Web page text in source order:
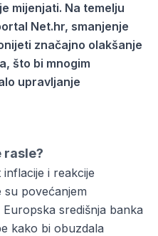
mijenjati. Na temelju
Net.hr, smanjenje
značajno olakšanje
što bi mnogim
upravljanje
rasle?
i reakcije
su povećanjem
središnja banka
kako bi obuzdala